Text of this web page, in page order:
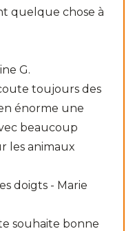
quelque chose à
G.
toujours des
énorme une
beaucoup
les animaux
doigts - Marie
souhaite bonne